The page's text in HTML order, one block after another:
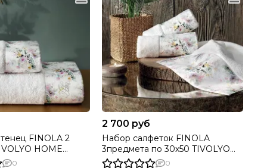
2
0
2 700 руб
Набор салфеток FINOLA
3предмета по 30х50 TIVOLYO
HOME Турция0